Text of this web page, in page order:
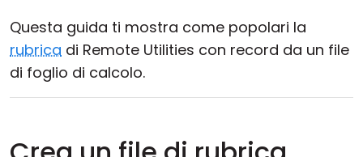
Questa guida ti mostra come popolari la
rubrica di Remote Utilities con record da un file
di foglio di calcolo.